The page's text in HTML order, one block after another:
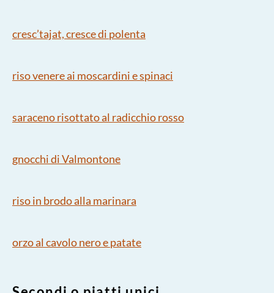
cresc’tajat, cresce di polenta
riso venere ai moscardini e spinaci
saraceno risottato al radicchio rosso
gnocchi di Valmontone
riso in brodo alla marinara
orzo al cavolo nero e patate